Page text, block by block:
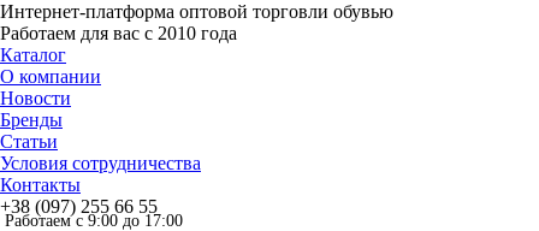
Интернет-платформа оптовой торговли обувью
Работаем для вас с 2010 года
Каталог
О компании
Новости
Бренды
Статьи
Условия сотрудничества
Контакты
+38 (097) 255 66 55
Работаем с 9:00 до 17:00